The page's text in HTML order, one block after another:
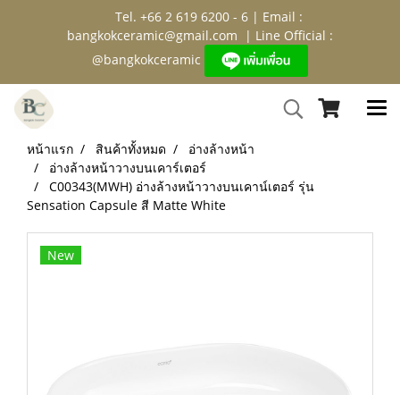
Tel. +66 2 619 6200 - 6 | Email :
bangkokceramic@gmail.com | Line Official :
@bangkokceramic
หน้าแรก สินค้าทั้งหมด
อ่างล้างหน้า
อ่างล้างหน้าวางบนเคาร์เตอร์
C00343(MWH) อ่างล้างหน้าวางบนเคาน์เตอร์ รุ่น
Sensation Capsule สี Matte White
New